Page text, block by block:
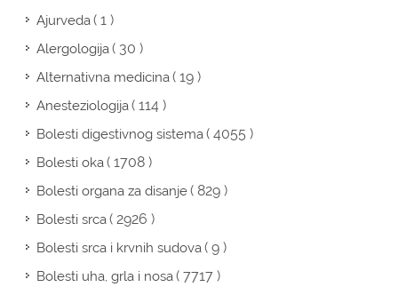
Ajurveda( 1 )
Alergologija( 30 )
Alternativna medicina( 19 )
Anesteziologija( 114 )
Bolesti digestivnog sistema( 4055 )
Bolesti oka( 1708 )
Bolesti organa za disanje( 829 )
Bolesti srca( 2926 )
Bolesti srca i krvnih sudova( 9 )
Bolesti uha, grla i nosa( 7717 )